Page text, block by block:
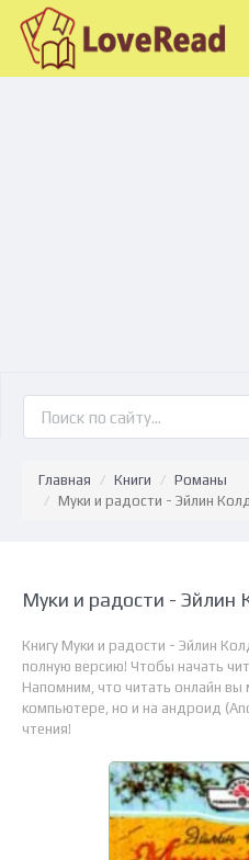
Главная Книги
Романы
Муки и радости - Эйлин
Муки и радости - Эйлин
Книгу Муки и радости - Эйлин
полную версию! Чтобы начать
Напомним, что читать онлайн вы
компьютере, но и на андроид
чтения!